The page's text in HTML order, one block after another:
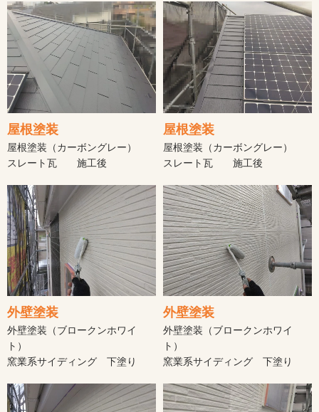
屋根塗装
屋根塗装（カーボングレー）
スレート瓦 施工後
屋根塗装
屋根塗装（カーボングレー）
スレート瓦 施工後
外壁塗装
外壁塗装（ブロークンホワイ
ト）
窯業系サイディング 下塗り
外壁塗装
外壁塗装（ブロークンホワイ
ト）
窯業系サイディング 下塗り